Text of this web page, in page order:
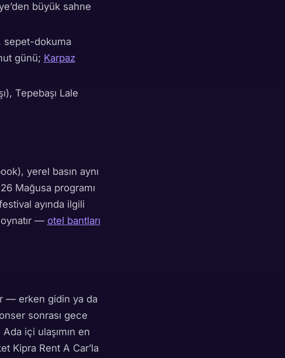
büyük sahne
sepet-dokuma
günü; Karpaz
Tepebaşı Lale
yerel basın aynı
Mağusa programı
ayında ilgili
oynatır — otel bantları
— erken gidin ya da
sonrası gece
içi ulaşımın en
Kipra Rent A Car’la